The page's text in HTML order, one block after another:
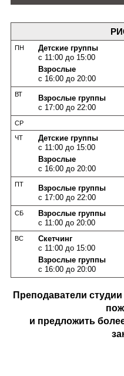
ПН
Детские группы
с 11:00 до 15:00
Взрослые
с 16:00 до 20:00
ВТ
Взрослые группы
с 17:00 до 22:00
СР
ЧТ
Детские группы
с 11:00 до 15:00
Взрослые
с 16:00 до 20:00
ПТ
Взрослые группы
с 17:00 до 22:00
СБ
Взрослые группы
с 11:00 до 20:00
ВС
Скетчинг
с 11:00 до 15:00
Взрослые группы
с 16:00 до 20:00
Преподаватели
и предложить